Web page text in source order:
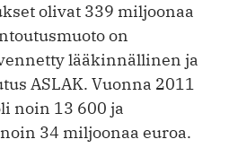
olivat 339 miljoonaa
on
lääkinnällinen ja
ASLAK. Vuonna 2011
noin 13 600 ja
34 miljoonaa euroa.